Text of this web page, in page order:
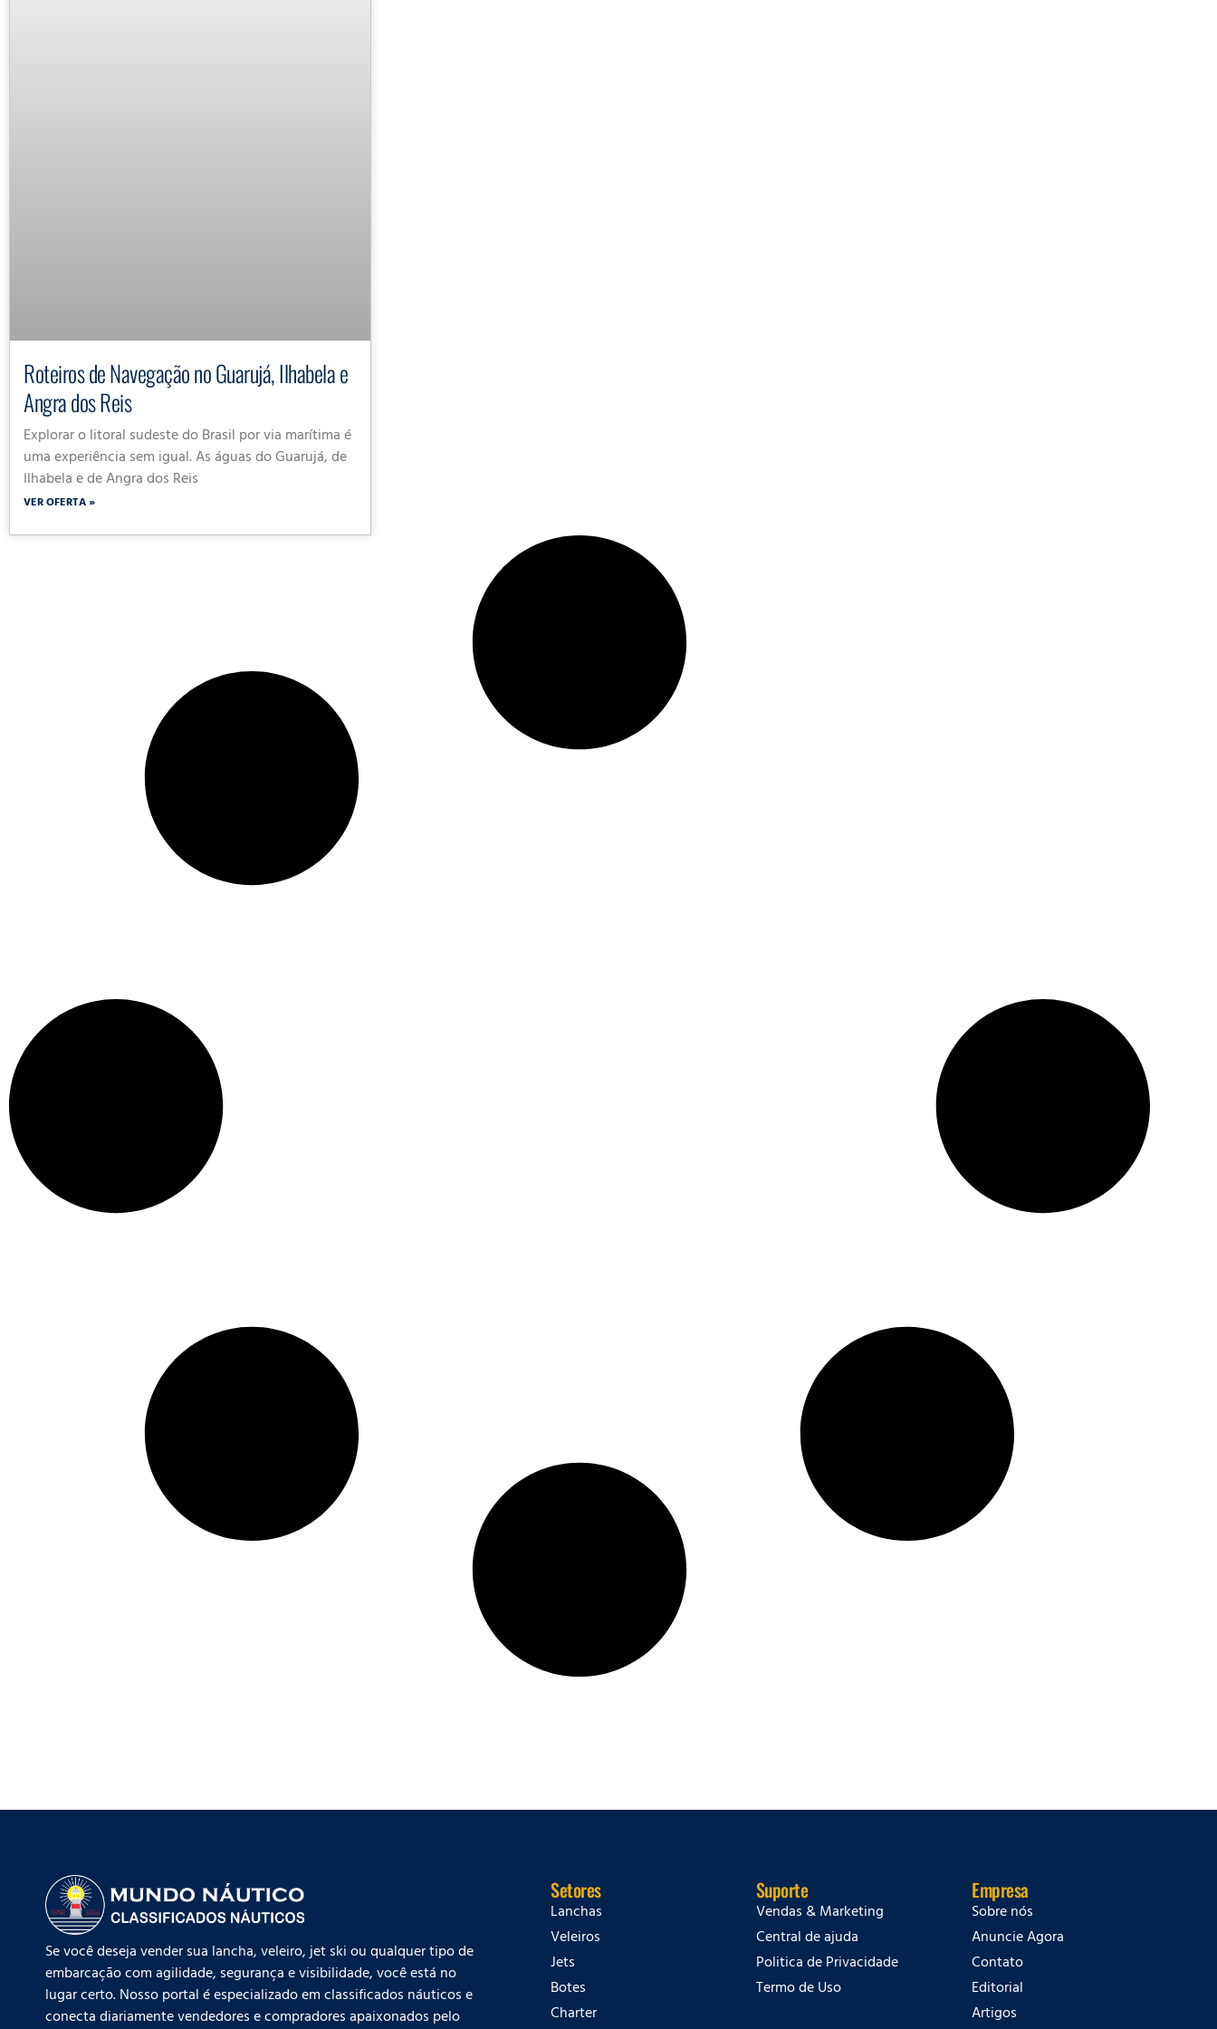
Roteiros de Navegação no Guarujá, Ilhabela e
Angra dos Reis
Explorar o litoral sudeste do Brasil por via marítima é
uma experiência sem igual. As águas do Guarujá, de
Ilhabela e de Angra dos Reis
VER OFERTA »
Se você deseja vender sua lancha, veleiro, jet ski ou qualquer tipo de
embarcação com agilidade, segurança e visibilidade, você está no
lugar certo. Nosso portal é especializado em classificados náuticos e
conecta diariamente vendedores e compradores apaixonados pelo
Setores
Lanchas
Veleiros
Jets
Botes
Charter
Suporte
Vendas & Marketing
Central de ajuda
Politica de Privacidade
Termo de Uso
Empresa
Sobre nós
Anuncie Agora
Contato
Editorial
Artigos